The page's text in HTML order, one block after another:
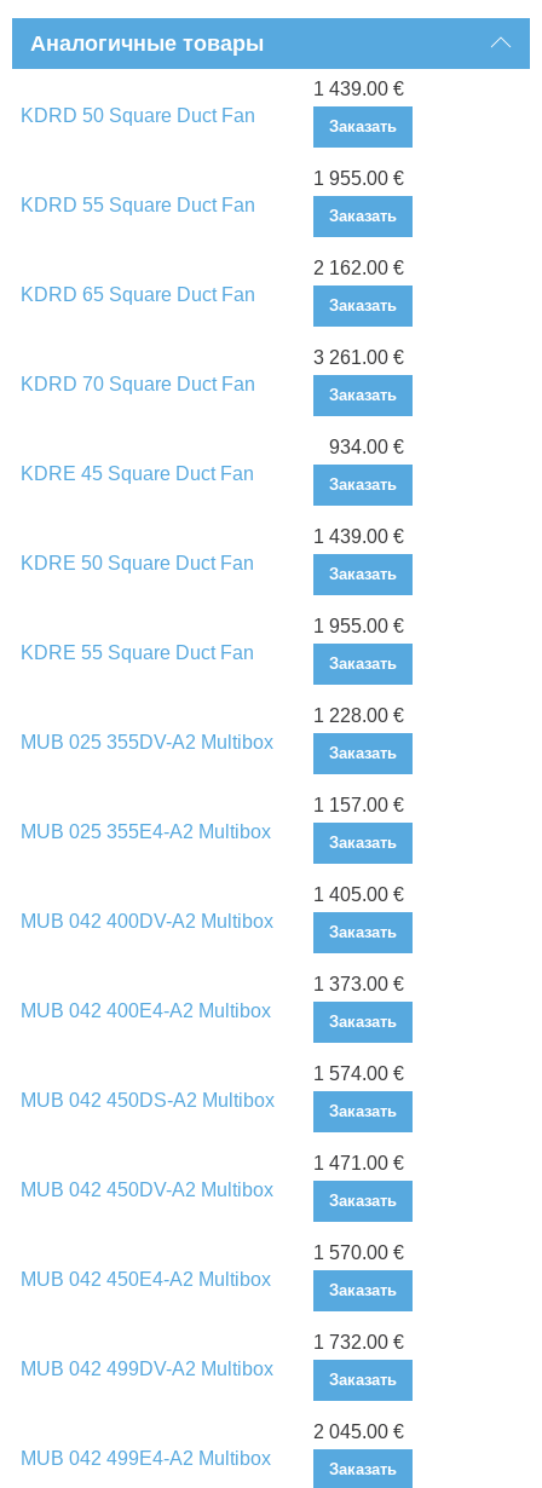
Аналогичные товары
KDRD 50 Square Duct Fan
1 439.00 €
Заказать
KDRD 55 Square Duct Fan
1 955.00 €
Заказать
KDRD 65 Square Duct Fan
2 162.00 €
Заказать
KDRD 70 Square Duct Fan
3 261.00 €
Заказать
KDRE 45 Square Duct Fan
934.00 €
Заказать
KDRE 50 Square Duct Fan
1 439.00 €
Заказать
KDRE 55 Square Duct Fan
1 955.00 €
Заказать
MUB 025 355DV-A2 Multibox
1 228.00 €
Заказать
MUB 025 355E4-A2 Multibox
1 157.00 €
Заказать
MUB 042 400DV-A2 Multibox
1 405.00 €
Заказать
MUB 042 400E4-A2 Multibox
1 373.00 €
Заказать
MUB 042 450DS-A2 Multibox
1 574.00 €
Заказать
MUB 042 450DV-A2 Multibox
1 471.00 €
Заказать
MUB 042 450E4-A2 Multibox
1 570.00 €
Заказать
MUB 042 499DV-A2 Multibox
1 732.00 €
Заказать
MUB 042 499E4-A2 Multibox
2 045.00 €
Заказать